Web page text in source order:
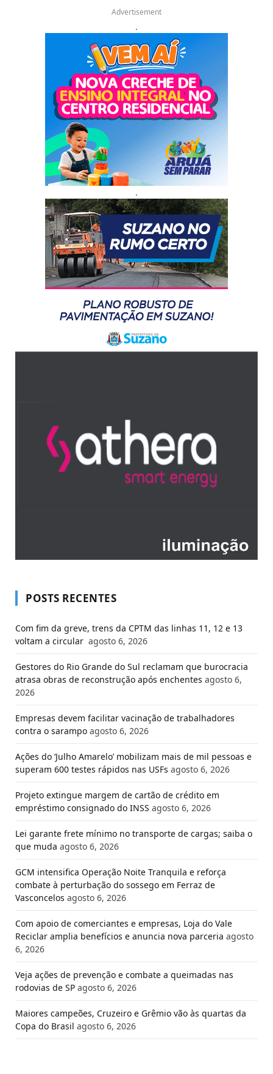
Advertisement
.
.
POSTS RECENTES
Com fim da greve, trens da CPTM das linhas 11, 12 e 13
voltam a circular agosto 6, 2026
Gestores do Rio Grande do Sul reclamam que burocracia
atrasa obras de reconstrução após enchentes agosto 6,
2026
Empresas devem facilitar vacinação de trabalhadores
contra o sarampo agosto 6, 2026
Ações do ‘Julho Amarelo’ mobilizam mais de mil pessoas e
superam 600 testes rápidos nas USFs agosto 6, 2026
Projeto extingue margem de cartão de crédito em
empréstimo consignado do INSS agosto 6, 2026
Lei garante frete mínimo no transporte de cargas; saiba o
que muda agosto 6, 2026
GCM intensifica Operação Noite Tranquila e reforça
combate à perturbação do sossego em Ferraz de
Vasconcelos agosto 6, 2026
Com apoio de comerciantes e empresas, Loja do Vale
Reciclar amplia benefícios e anuncia nova parceria agosto
6, 2026
Veja ações de prevenção e combate a queimadas nas
rodovias de SP agosto 6, 2026
Maiores campeões, Cruzeiro e Grêmio vão às quartas da
Copa do Brasil agosto 6, 2026